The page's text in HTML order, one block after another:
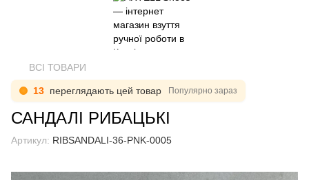
ВСІ ТОВАРИ
13 переглядають цей товар Популярно зараз
САНДАЛІ РИБАЦЬКІ
Артикул: RIBSANDALI-36-PNK-0005